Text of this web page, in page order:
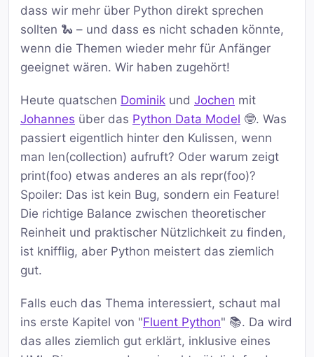
dass wir mehr über Python direkt sprechen
sollten 🐍 – und dass es nicht schaden könnte,
wenn die Themen wieder mehr für Anfänger
geeignet wären. Wir haben zugehört!
Heute quatschen Dominik und Jochen mit
Johannes über das Python Data Model 🤓. Was
passiert eigentlich hinter den Kulissen, wenn
man len(collection) aufruft? Oder warum zeigt
print(foo) etwas anderes an als repr(foo)?
Spoiler: Das ist kein Bug, sondern ein Feature!
Die richtige Balance zwischen theoretischer
Reinheit und praktischer Nützlichkeit zu finden,
ist knifflig, aber Python meistert das ziemlich
gut.
Falls euch das Thema interessiert, schaut mal
ins erste Kapitel von "Fluent Python" 📚. Da wird
das alles ziemlich gut erklärt, inklusive eines